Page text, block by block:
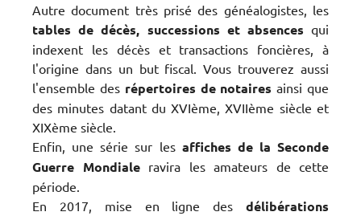
Autre document très prisé des généalogistes, les
tables de décès, successions et absences qui
indexent les décès et transactions foncières, à
l'origine dans un but fiscal. Vous trouverez aussi
l'ensemble des répertoires de notaires ainsi que
des minutes datant du XVIème, XVIIème siècle et
XIXème siècle.
Enfin, une série sur les affiches de la Seconde
Guerre Mondialeravira les amateurs de cette
période.
En 2017, mise en ligne des délibérations